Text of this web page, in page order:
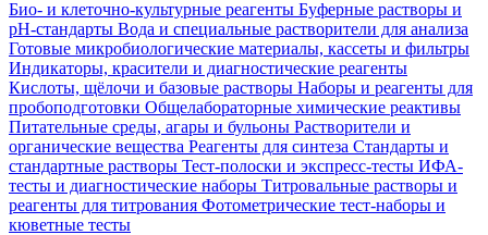
Био- и клеточно-культурные реагенты Буферные растворы и
pH-стандарты Вода и специальные растворители для анализа
Готовые микробиологические материалы, кассеты и фильтры
Индикаторы, красители и диагностические реагенты
Кислоты, щёлочи и базовые растворы Наборы и реагенты для
пробоподготовки Общелабораторные химические реактивы
Питательные среды, агары и бульоны Растворители и
органические вещества Реагенты для синтеза Стандарты и
стандартные растворы Тест-полоски и экспресс-тесты ИФА-
тесты и диагностические наборы Титровальные растворы и
реагенты для титрования Фотометрические тест-наборы и
кюветные тесты